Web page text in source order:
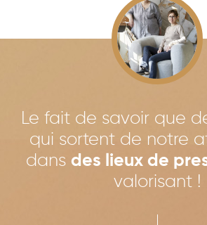
Le fait de savoir que
qui sortent de notre
dans des lieux de
valorisant !